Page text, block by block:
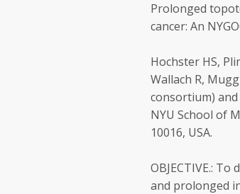
Prolonged
cancer: An
Hochster HS,
Wallach R,
consortium)
NYU School of
10016, USA.
OBJECTIVE.:
and prolonged